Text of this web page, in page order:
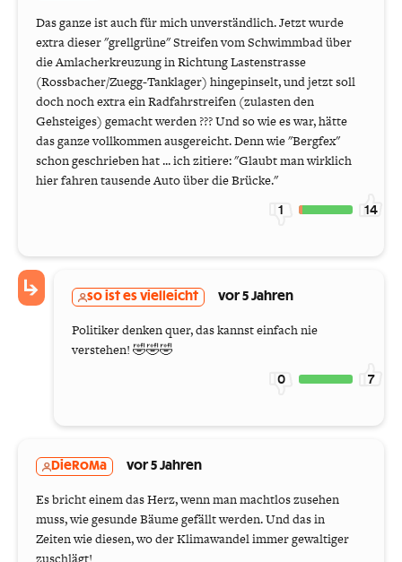
Das ganze ist auch für mich unverständlich. Jetzt wurde
extra dieser "grellgrüne" Streifen vom Schwimmbad über
die Amlacherkreuzung in Richtung Lastenstrasse
(Rossbacher/Zuegg-Tanklager) hingepinselt, und jetzt soll
doch noch extra ein Radfahrstreifen (zulasten den
Gehsteiges) gemacht werden ??? Und so wie es war, hätte
das ganze vollkommen ausgereicht. Denn wie "Bergfex"
schon geschrieben hat ... ich zitiere: "Glaubt man wirklich
hier fahren tausende Auto über die Brücke."
1 14
so ist es vielleicht vor 5 Jahren
Politiker denken quer, das kannst einfach nie
verstehen! 🤣🤣🤣
0 7
DieRoMa vor 5 Jahren
Es bricht einem das Herz, wenn man machtlos zusehen
muss, wie gesunde Bäume gefällt werden. Und das in
Zeiten wie diesen, wo der Klimawandel immer gewaltiger